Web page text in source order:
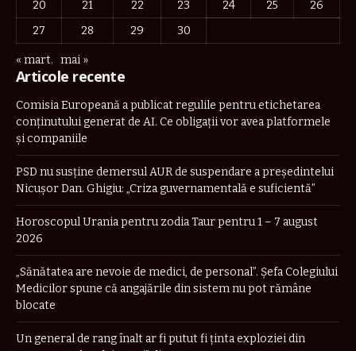
20
21 22 23 24 25
26
27
28 29 30
« mart. mai »
Articole recente
Comisia Europeană a publicat regulile pentru etichetarea
conținutului generat de AI. Ce obligații vor avea platformele
și companiile
PSD nu susține demersul AUR de suspendare a președintelui
Nicușor Dan. Ghigiu: „Criza guvernamentală e suficientă”
Horoscopul Urania pentru zodia Taur pentru 1 – 7 august
2026
„Sănătatea are nevoie de medici, de personal”. Șefa Colegiului
Medicilor spune că angajările din sistem nu pot rămâne
blocate
Un general de rang înalt ar fi putut fi ținta exploziei din